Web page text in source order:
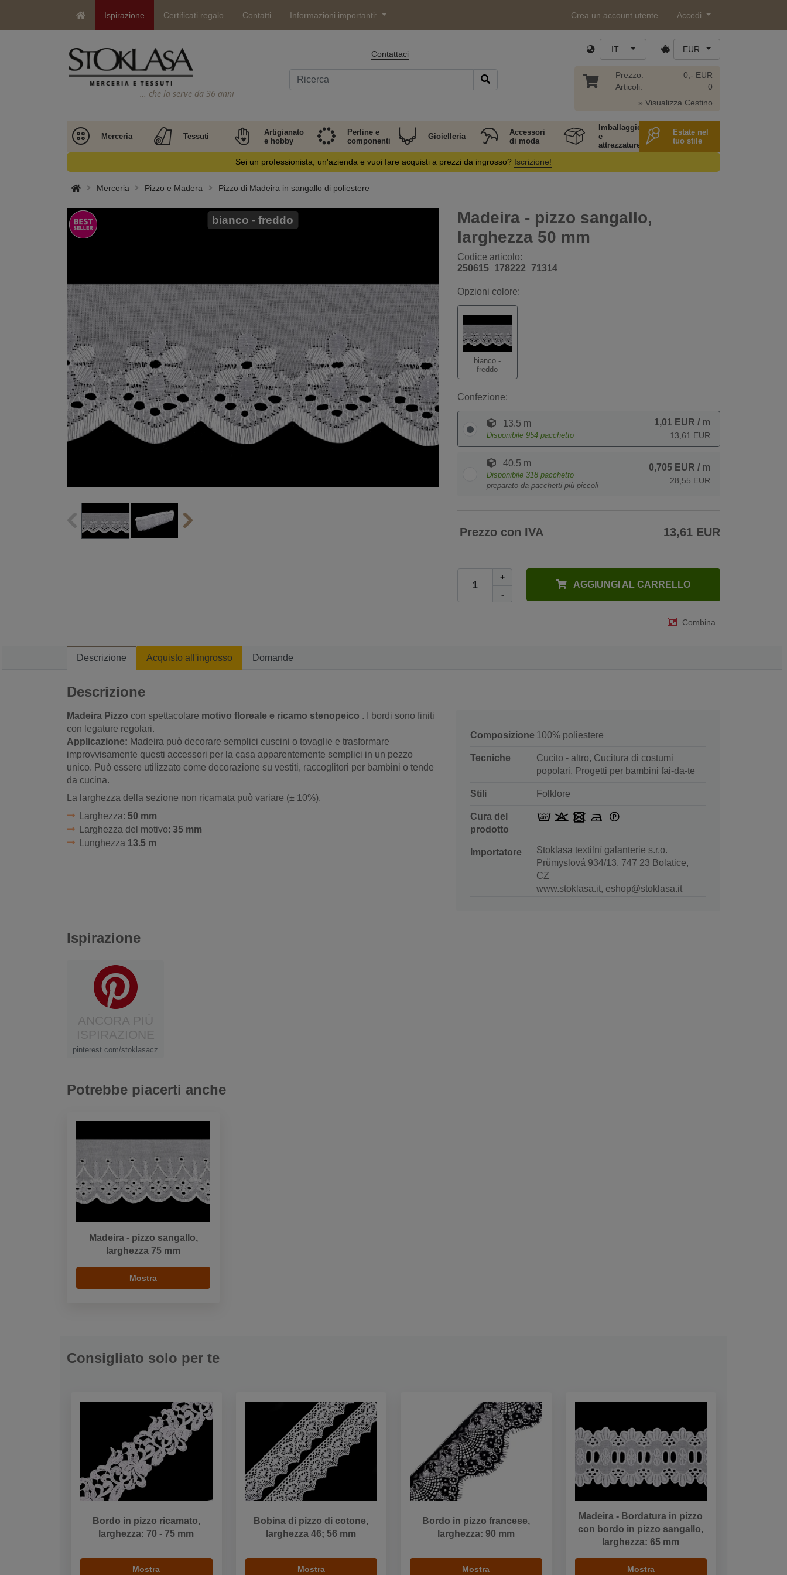
Ispirazione Certificati regalo Contatti Informazioni importanti: Crea un account utente Accedi
… che la serve da 36 anni
Contattaci IT EUR
Prezzo:
Articoli:
0,- EUR
0
» Visualizza Cestino
Merceria Tessuti
Artigianato
e hobby
Perline e
componenti
Gioielleria
Accessori
di moda
Imballaggio
e
attrezzature
Estate nel
tuo stile
Sei un professionista, un'azienda e vuoi fare acquisti a prezzi da ingrosso? Iscrizione!
Merceria Pizzo e Madera Pizzo di Madeira in sangallo di poliestere
Madeira - pizzo sangallo,
larghezza 50 mm
Codice articolo:
250615_178222_71314
bianco - freddo
Opzioni colore:
bianco -
freddo
Confezione:
13.5 m
Disponibile 954 pacchetto
1,01 EUR / m
13,61 EUR
40.5 m
Disponibile 318 pacchetto
preparato da pacchetti più piccoli
0,705 EUR / m
28,55 EUR
Prezzo con IVA 13,61 EUR
+
-
AGGIUNGI AL CARRELLO
Combina
Descrizione Acquisto all'ingrosso Domande
Descrizione
Madeira Pizzo con spettacolare motivo floreale e ricamo stenopeico . I bordi sono finiti
con legature regolari.
Applicazione: Madeira può decorare semplici cuscini o tovaglie e trasformare
improvvisamente questi accessori per la casa apparentemente semplici in un pezzo
unico. Può essere utilizzato come decorazione su vestiti, raccoglitori per bambini o tende
da cucina.
La larghezza della sezione non ricamata può variare (± 10%).
Larghezza: 50 mm
Larghezza del motivo: 35 mm
Lunghezza 13.5 m
Composizione 100% poliestere
Tecniche
Cucito - altro, Cucitura di costumi
popolari, Progetti per bambini fai-da-te
Stili Folklore
Cura del
prodotto
Importatore
Stoklasa textilní galanterie s.r.o.
Průmyslová 934/13, 747 23 Bolatice,
CZ
www.stoklasa.it, eshop@stoklasa.it
Ispirazione
pinterest.com/stoklasacz
Potrebbe piacerti anche
Madeira - pizzo sangallo,
larghezza 75 mm
Mostra
Consigliato solo per te
Bordo in pizzo ricamato,
larghezza: 70 - 75 mm
Mostra
Bobina di pizzo di cotone,
larghezza 46; 56 mm
Mostra
Bordo in pizzo francese,
larghezza: 90 mm
Mostra
Madeira - Bordatura in pizzo
con bordo in pizzo sangallo,
larghezza: 65 mm
Mostra